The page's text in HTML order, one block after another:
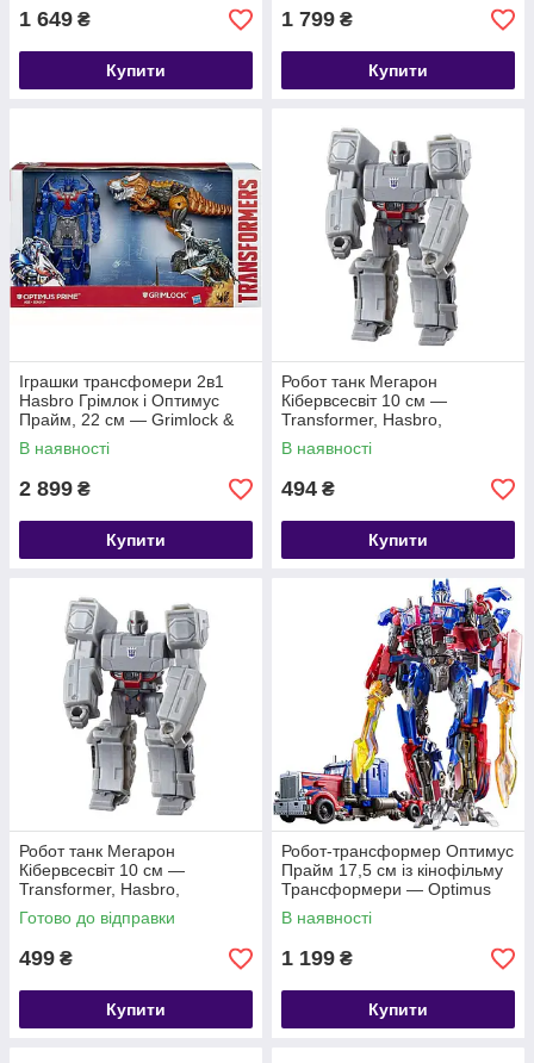
1 649 ₴
Купити
1 799 ₴
Купити
Іграшки трансфомери 2в1
Hasbro Грімлок і Оптимус
Прайм, 22 см — Grimlock &
Optimus Prime
В наявності
2 899 ₴
Купити
Робот танк Мегарон
Кібервсесвіт 10 см —
Transformer, Hasbro,
Megatron, Fusion Mace,
Cyberverse
В наявності
494 ₴
Купити
Робот танк Мегарон
Кібервсесвіт 10 см —
Transformer, Hasbro,
Megatron, Fusion Mace,
Cyberverse
Готово до відправки
499 ₴
Купити
Робот-трансформер Оптимус
Прайм 17,5 см із кінофільму
Трансформери — Optimus
Prime, TW-1022
В наявності
1 199 ₴
Купити